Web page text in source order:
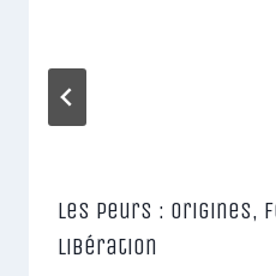
Les Peurs : Origines,
Libération